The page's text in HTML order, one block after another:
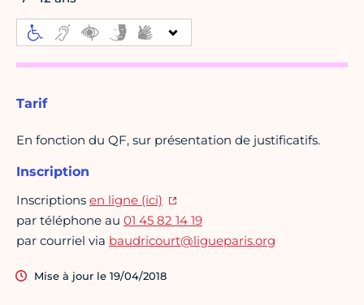
Tarif
En fonction du QF, sur présentation de justificatifs.
Inscription
Inscriptions en ligne (ici)
par téléphone au 01 45 82 14 19
par courriel via baudricourt@ligueparis.org
Mise à jour le 19/04/2018